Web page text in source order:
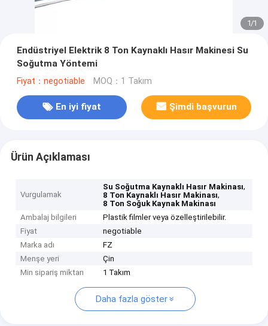
1/1
Endüstriyel Elektrik 8 Ton Kaynaklı Hasır Makinesi Su
Soğutma Yöntemi
Fiyat：negotiable MOQ：1 Takım
En iyi fiyat Şimdi başvurun
Ürün Açıklaması
Vurgulamak
Su Soğutma Kaynaklı Hasır Makinası,
8 Ton Kaynaklı Hasır Makinası,
8 Ton Soğuk Kaynak Makinası
Ambalaj bilgileri
Plastik filmler veya özelleştirilebilir.
Fiyat
negotiable
Marka adı
FZ
Menşe yeri
Çin
Min sipariş miktarı
1 Takım
Daha fazla göster